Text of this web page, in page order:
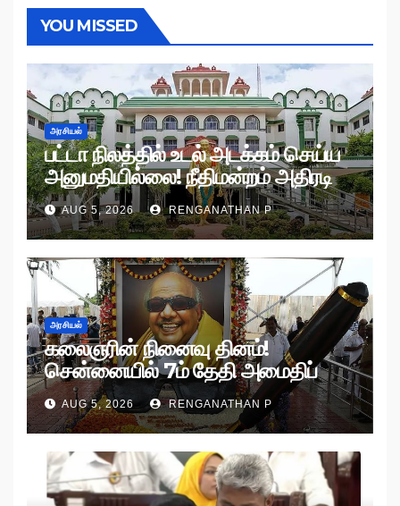
YOU MISSED
அரசியல்
பட்டா நிலத்தில் உடல் அடக்கம் செய்ய
அனுமதியில்லை! நீதிமன்றம் அதிரடி
உத்தரவு!
AUG 5, 2026 RENGANATHAN P
அரசியல்
கலைஞரின் நினைவு தினம்!
சென்னையில் 7ம் தேதி அமைதிப்
பேரணி!
AUG 5, 2026 RENGANATHAN P